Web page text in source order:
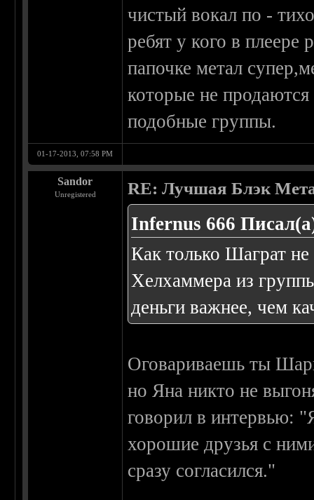
чистый вокал по -
ребят у кого в
папочке метал
которые не продаются
подобные группы.
01-17-2013, 07:58 PM
Sandor
Unregistered RE: Лучшая Блэк
Infernus 666
Как только Шаграт
Хелхаммера из
деньги важнее, чем
Оговариваешь ты
но Яна никто не
говорил в интервью:
хорошие друзья с
сразу согласился."